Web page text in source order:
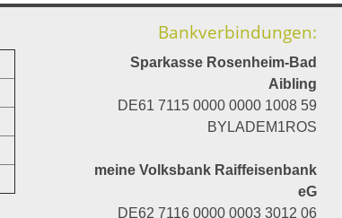
Bankverbindungen:
Sparkasse Rosenheim-Bad
Aibling
DE61 7115 0000 0000 1008 59
BYLADEM1ROS
meine Volksbank Raiffeisenbank
eG
DE62 7116 0000 0003 3012 06